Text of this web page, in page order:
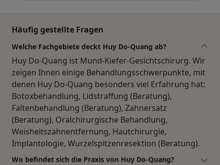
Häufig gestellte Fragen
Welche Fachgebiete deckt Huy Do-Quang ab?
Huy Do-Quang ist Mund-Kiefer-Gesichtschirurg. Wir
zeigen Ihnen einige Behandlungsschwerpunkte, mit
denen Huy Do-Quang besonders viel Erfahrung hat:
Botoxbehandlung, Lidstraffung (Beratung),
Faltenbehandlung (Beratung), Zahnersatz
(Beratung), Oralchirurgische Behandlung,
Weisheitszahnentfernung, Hautchirurgie,
Implantologie, Wurzelspitzenresektion (Beratung).
Wo befindet sich die Praxis von Huy Do-Quang?